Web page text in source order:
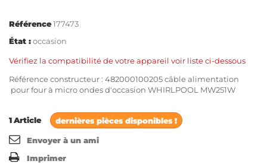
Référence177473
État :occasion
Vérifiez la compatibilité de votre appareil voir liste ci-dessous
Référence constructeur : 482000100205 câble alimentation
pour four à micro ondes d'occasion WHIRLPOOL MW251W
1Article dernières pièces disponibles !
Envoyer à un ami
Imprimer